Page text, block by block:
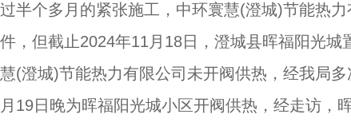
过半个多月的紧张施工，中环寰慧(澄城)节能热
件，但截止2024年11月18日，澄城县晖福阳光
慧(澄城)节能热力有限公司未开阀供热，经我局
月19日晚为晖福阳光城小区开阀供热，经走访，